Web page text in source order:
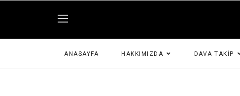
ANASAYFA HAKKIMIZDA DAVA TAKIP